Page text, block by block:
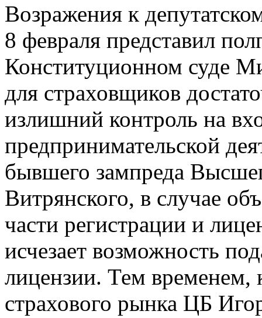
Возражения к
8 февраля представил
Конституционном суде
для страховщиков
излишний контроль на
предпринимательской
бывшего зампреда
Витрянского, в случае
части регистрации и
исчезает возможность
лицензии. Тем временем,
страхового рынка ЦБ